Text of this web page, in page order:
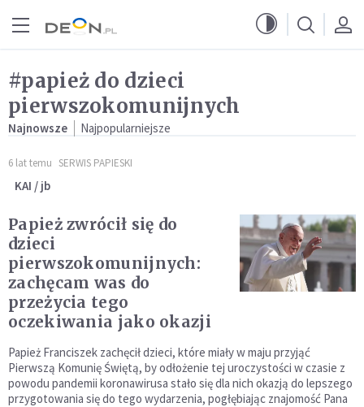
#papież do dzieci
pierwszokomunijnych
Najnowsze Najpopularniejsze
6 lat temu SERWIS PAPIESKI
KAI / jb
Papież zwrócił się do
dzieci
pierwszokomunijnych:
zachęcam was do
przeżycia tego
oczekiwania jako okazji
Papież Franciszek zachęcił dzieci, które miały w maju przyjąć
Pierwszą Komunię Świętą, by odłożenie tej uroczystości w czasie z
powodu pandemii koronawirusa stało się dla nich okazją do lepszego
przygotowania się do tego wydarzenia, pogłębiając znajomość Pana